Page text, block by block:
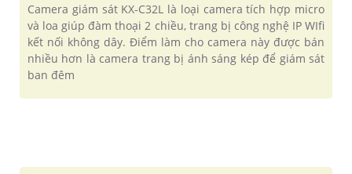
Camera giám sát KX-C32L là loại camera tích hợp micro
và loa giúp đàm thoại 2 chiều, trang bị công nghệ IP WIfi
kết nối không dây. Điểm làm cho camera này được bán
nhiều hơn là camera trang bị ánh sáng kép để giám sát
ban đêm